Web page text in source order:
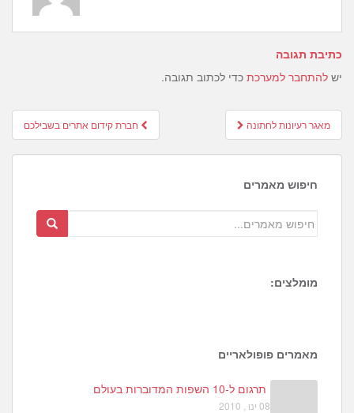
כתיבת תגובה
יש להתחבר למערכת כדי לכתוב תגובה.
Post
navigation
חברת קידום אתרים בשבילכם מאגר רעיונות לחתונה
חיפוש מאמרים
מומלצים:
4
מאמרים פופולאריים
תרגום ל-10 השפות המדוברות בעולם
08 ינו , 2010